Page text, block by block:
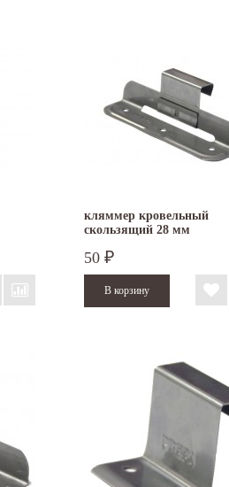
кляммер кровельный
скользящий 28 мм
50 ₽